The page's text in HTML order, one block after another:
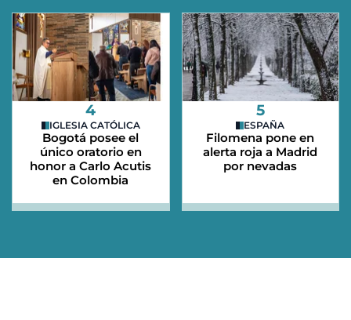
4
IGLESIA CATÓLICA
Bogotá posee el
único oratorio en
honor a Carlo Acutis
en Colombia
5
ESPAÑA
Filomena pone en
alerta roja a Madrid
por nevadas